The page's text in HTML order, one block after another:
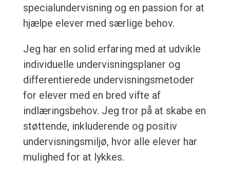
specialundervisning og en passion for at
hjælpe elever med særlige behov.
Jeg har en solid erfaring med at udvikle
individuelle undervisningsplaner og
differentierede undervisningsmetoder
for elever med en bred vifte af
indlæringsbehov. Jeg tror på at skabe en
støttende, inkluderende og positiv
undervisningsmiljø, hvor alle elever har
mulighed for at lykkes.